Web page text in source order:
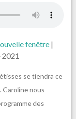
fenêtre |
se tiendra ce
Caroline nous
des